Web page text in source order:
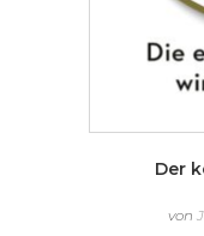
Der
von